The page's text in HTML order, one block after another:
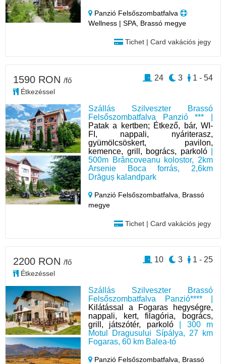
Panzió Felsőszombatfalva
Wellness | SPA, Brassó megye
Tichet | Card vakációs jegy
Szállás Szilveszter Brassó
Felsőszombatfalva Panzió *** |
Patak a kertben; Étkező, bár, WI-
FI, nappali, nyáriterasz,
gyümölcsöskert, pavilon,
kemence, grill, bogrács, parkoló|
500m Brâncoveanu kolostor, 2km
Arsenie Boca forrás, 2,6km
Drăguș kalandpark
Panzió Felsőszombatfalva, Brassó
megye
Tichet | Card vakációs jegy
1590 RON /fő
Étkezéssel
1 - 54
3
24
Szállás Szilveszter Brassó
Felsőszombatfalva Panzió**** |
Kilátással a Fogaras hegységre,
nappali, kert, filagória, bogrács,
grill, játszótér, parkoló| 300 m
Motul Dragusului Sípálya, 27 km
Fogaras, 60 km Balea-tó
Panzió Felsőszombatfalva, Brassó
2200 RON /fő
Étkezéssel
1 - 25
3
10